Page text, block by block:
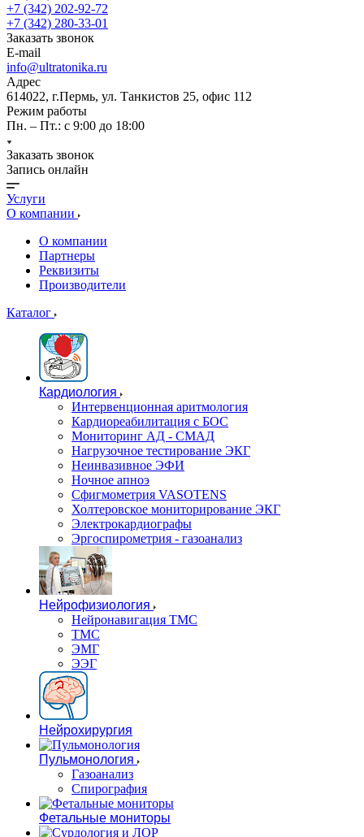
+7 (342) 202-92-72
+7 (342) 280-33-01
Заказать звонок
E-mail
info@ultratonika.ru
Адрес
614022, г.Пермь, ул. Танкистов 25, офис 112
Режим работы
Пн. – Пт.: с 9:00 до 18:00
Заказать звонок
Запись онлайн
Услуги
О компании
О компании
Партнеры
Реквизиты
Производители
Каталог
Кардиология
Интервенционная аритмология
Кардиореабилитация с БОС
Мониторинг АД - СМАД
Нагрузочное тестирование ЭКГ
Неинвазивное ЭФИ
Ночное апноэ
Сфигмометрия VASOTENS
Холтеровское мониторирование ЭКГ
Электрокардиографы
Эргоспирометрия - газоанализ
Нейрофизиология
Нейронавигация ТМС
ТМС
ЭМГ
ЭЭГ
Нейрохирургия
Пульмонология
Газоанализ
Спирография
Фетальные мониторы